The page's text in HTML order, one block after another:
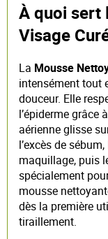
À quoi sert
Visage
La Mousse
intensément tout
douceur. Elle
l’épiderme grâce
aérienne glisse
l’excès de
maquillage, puis
spécialement
mousse
dès la première
tiraillement.